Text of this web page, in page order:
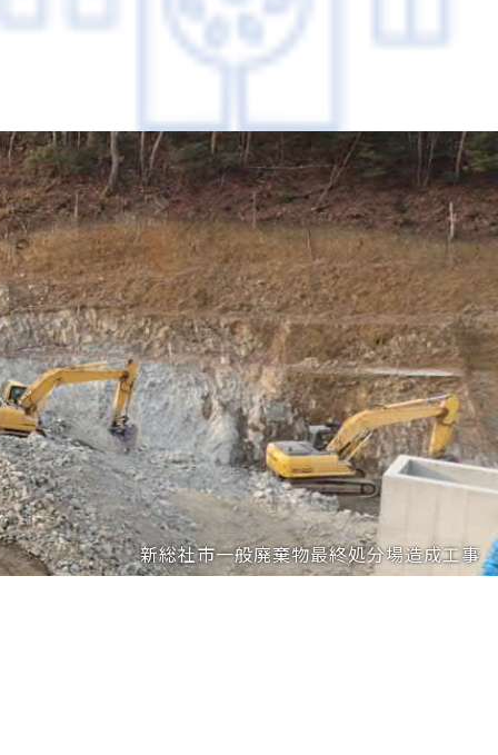
新総社市一般廃棄物最終処分場造成工事